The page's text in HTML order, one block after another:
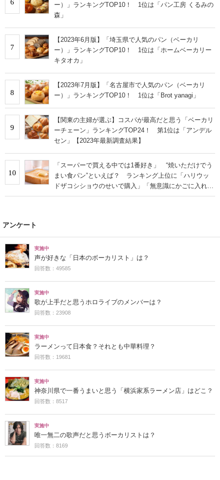
6
ー）」ランキングTOP10！ 1位は「パン工房 くるみの
森」
7
【2023年6月版】「埼玉県で人気のパン（ベーカリ
ー）」ランキングTOP10！ 1位は「ホームベーカリー
キタオカ」
8
【2023年7月版】「名古屋市で人気のパン（ベーカリ
ー）」ランキングTOP10！ 1位は「Brot yanagi」
9
【関東の主婦が選ぶ】コスパが最高だと思う「ベーカリ
ーチェーン」ランキングTOP24！ 第1位は「アンデル
セン」【2023年最新調査結果】
10
「スーパーで買える中では1番好き」 “焼いただけでう
まい食パン”といえば？ ランキング上位に「ハリウッ
ドザコシショウのせいで購入」「無意識にかごに入れて
いた…」の声も
アンケート
実施中
声が好きな「日本のボーカリスト」は？
回答数：49585
実施中
歌が上手だと思うホロライブのメンバーは？
回答数：23908
実施中
ラーメンって日本食？それとも中華料理？
回答数：19681
実施中
神奈川県で一番うまいと思う「横浜家系ラーメン店」はどこ？
回答数：8517
実施中
唯一無二の歌声だと思うボーカリストは？
回答数：8169